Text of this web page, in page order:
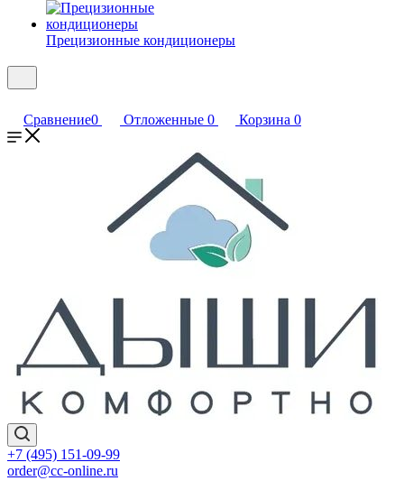
Прецизионные кондиционеры
Сравнение0 Отложенные 0 Корзина 0
+7 (495) 151-09-99
order@cc-online.ru